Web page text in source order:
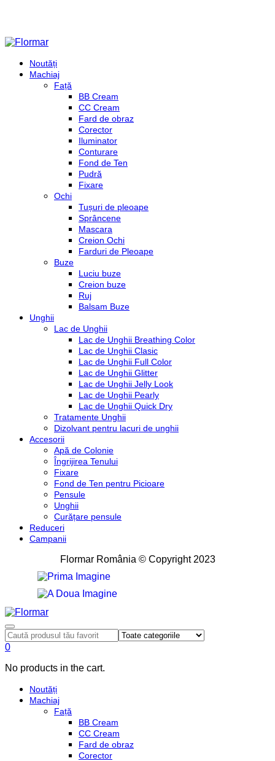
Noutăți
Machiaj
Față
BB Cream
CC Cream
Fard de obraz
Corector
Iluminator
Conturare
Fond de Ten
Pudră
Fixare
Ochi
Tușuri de pleoape
Sprâncene
Mascara
Creion Ochi
Farduri de Pleoape
Buze
Luciu buze
Creion buze
Ruj
Balsam Buze
Unghii
Lac de Unghii
Lac de Unghii Breathing Color
Lac de Unghii Clasic
Lac de Unghii Full Color
Lac de Unghii Glitter
Lac de Unghii Jelly Look
Lac de Unghii Pearly
Lac de Unghii Quick Dry
Tratamente Unghii
Dizolvant pentru lacuri de unghii
Accesorii
Apă de Colonie
Îngrijirea Tenului
Fixare
Fond de Ten pentru Picioare
Pensule
Unghii
Curățare pensule
Reduceri
Campanii
Flormar România © Copyright 2023
0
No products in the cart.
Noutăți
Machiaj
Față
BB Cream
CC Cream
Fard de obraz
Corector